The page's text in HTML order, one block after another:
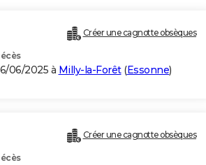
Créer une cagnotte obsèques
06/2025 à Milly-la-Forêt(Essonne)
Créer une cagnotte obsèques